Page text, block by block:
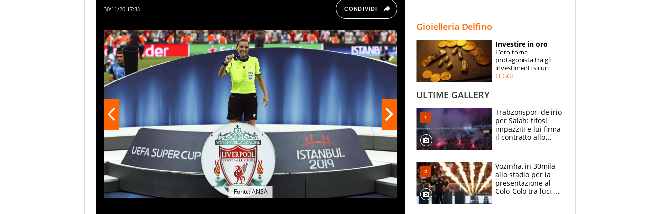
ESPERTI
CONTATTI
30/11/20 17:38 CONDIVIDI
Fonte: ANSA
Gioielleria Delfino
Investire in oro
L’oro torna
protagonista tra gli
investimenti sicuri
LEGGI
ULTIME GALLERY
Trabzonspor, delirio
per Salah: tifosi
impazziti e lui firma
il contratto allo
Vozinha, in 30mila
allo stadio per la
presentazione al
Colo-Colo tra luci,